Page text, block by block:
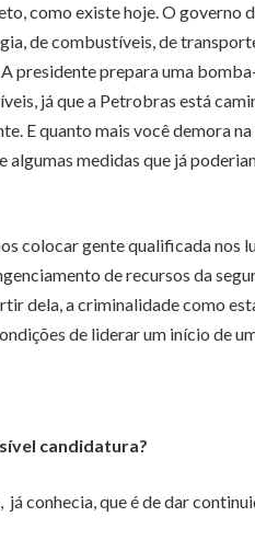
como existe hoje. O governo
de combustíveis, de
presidente prepara uma
já que a Petrobras está
E quanto mais você demora
medidas que já
colocar gente qualificada nos
de recursos da
dela, a criminalidade como
de liderar um início de
candidatura?
conhecia, que é de dar